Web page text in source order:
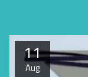
11
Aug